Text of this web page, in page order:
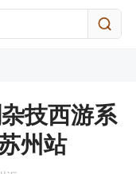
技西游系
州站